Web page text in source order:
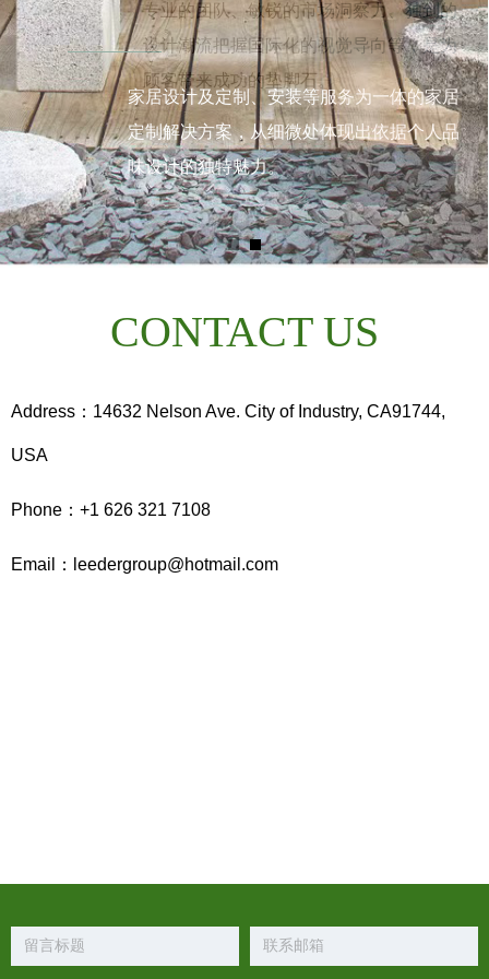
家居设计及定制、安装等服务为一体的家居
定制解决方案，从细微处体现出依据个人品
味设计的独特魅力。
专业的团队、敏锐的市场洞察力、独到的
设计潮流把握国际化的视觉导向等，是为
顾客带来成功的垫脚石。
CONTACT US
Address： 14632 Nelson Ave. City of Industry, CA91744,
USA
Phone： +1 626 321 7108
Email： leedergroup@hotmail.com